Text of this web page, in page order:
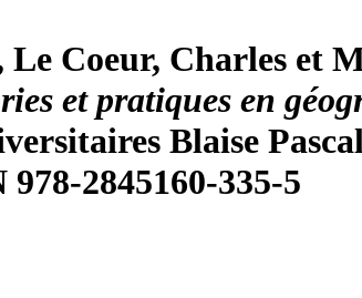
Coeur, Charles et
et pratiques en
Blaise
2845160-335-5